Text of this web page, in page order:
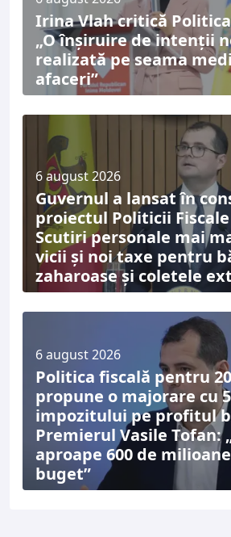
Irina Vlah critică Politica
„O înșiruire de intenții
realizată pe seama
afaceri”
6 august 2026
Guvernul a lansat în
proiectul Politicii
Scutiri personale mai
vicii și noi taxe pentru
zaharoase și coletele
6 august 2026
Politica fiscală pentru
propune o majorare cu
impozitului pe profitul
Premierul Vasile Tofan:
aproape 600 de
buget”